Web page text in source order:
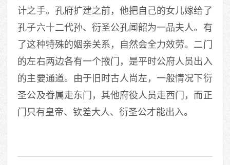
计之手。孔府扩建之前，他把自己的女儿嫁给了
孔子六十二代孙、衍圣公孔闻韶为一品夫人。有
了这种特殊的姻亲关系，自然会全力效劳。二门
的左右两边各有一个掖门，是平时公府人员出入
的主要通道。由于旧时古人尚左，一般情况下衍
圣公及眷属走东门，其他府役人员走西门，而正
门只有皇帝、钦差大人、衍圣公才能出入。